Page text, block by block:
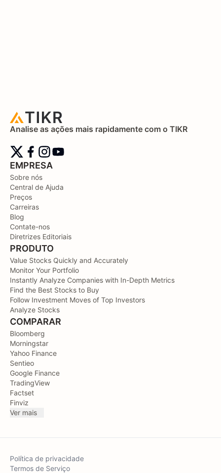
Analise as ações mais rapidamente com o TIKR
EMPRESA
Sobre nós
Central de Ajuda
Preços
Carreiras
Blog
Contate-nos
Diretrizes Editoriais
PRODUTO
Value Stocks Quickly and Accurately
Monitor Your Portfolio
Instantly Analyze Companies with In-Depth Metrics
Find the Best Stocks to Buy
Follow Investment Moves of Top Investors
Analyze Stocks
COMPARAR
Bloomberg
Morningstar
Yahoo Finance
Sentieo
Google Finance
TradingView
Factset
Finviz
Ver mais
Política de privacidade
Termos de Serviço